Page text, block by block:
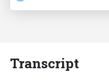
Transcript